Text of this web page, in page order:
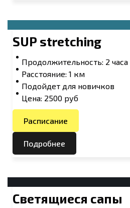
SUP stretching
Продолжительность: 2 часа
Расстояние: 1 км
Подойдет для новичков
Цена: 2500 руб
Расписание
Подробнее
Светящиеся сапы